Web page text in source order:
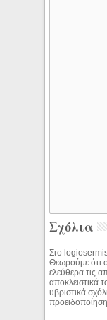
Σχόλια
Στο
Θεωρούμε ότι
ελεύθερα τις
αποκλειστικά
υβριστικά